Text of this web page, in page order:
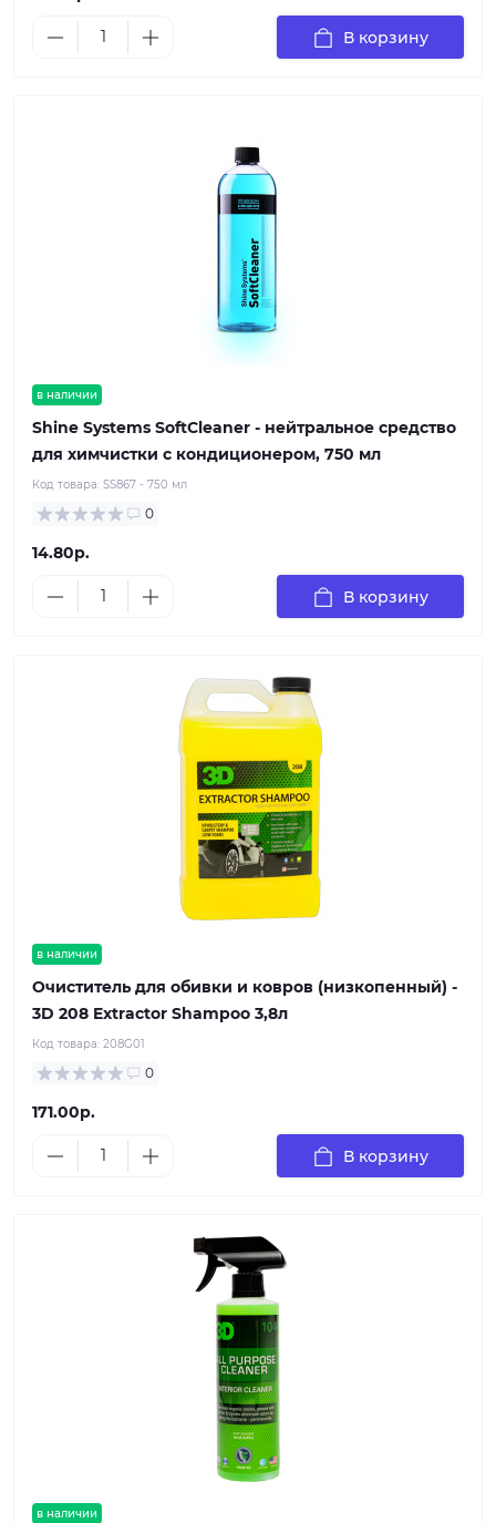
В корзину
в наличии
Shine Systems SoftCleaner - нейтральное средство
для химчистки с кондиционером, 750 мл
Код товара: SS867 - 750 мл
0
14.80р.
В корзину
в наличии
Очиститель для обивки и ковров (низкопенный) -
3D 208 Extractor Shampoo 3,8л
Код товара: 208G01
0
171.00р.
В корзину
в наличии